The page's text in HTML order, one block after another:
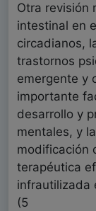
Otra revisión
intestinal en
circadianos,
trastornos
emergente y
importante
desarrollo y
mentales, y
modificación
terapéutica
infrautilizada
(5